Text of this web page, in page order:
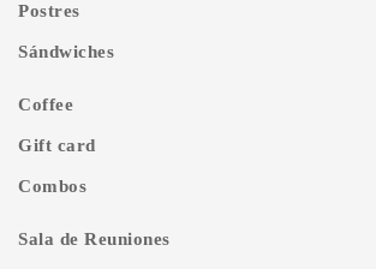
Postres
Sándwiches
Coffee
Gift card
Combos
Sala de Reuniones